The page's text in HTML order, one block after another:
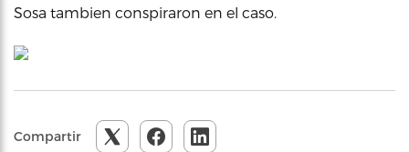
Sosa tambien conspiraron en el caso.
Compartir